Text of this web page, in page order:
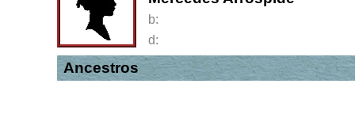
b:
d:
Ancestros